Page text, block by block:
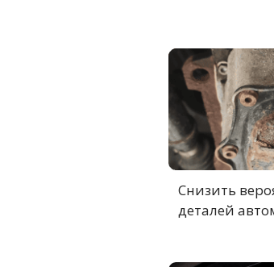
Снизить
деталей